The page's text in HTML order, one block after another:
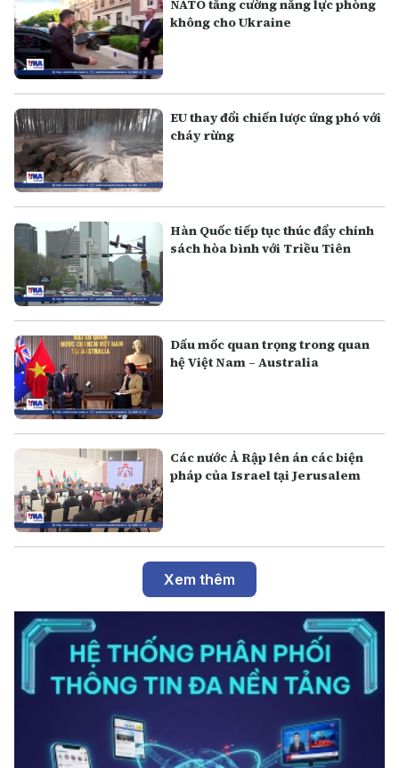
NATO tăng cường năng lực phòng
không cho Ukraine
EU thay đổi chiến lược ứng phó với
cháy rừng
Hàn Quốc tiếp tục thúc đẩy chính
sách hòa bình với Triều Tiên
Dấu mốc quan trọng trong quan
hệ Việt Nam – Australia
Các nước Ả Rập lên án các biện
pháp của Israel tại Jerusalem
Xem thêm